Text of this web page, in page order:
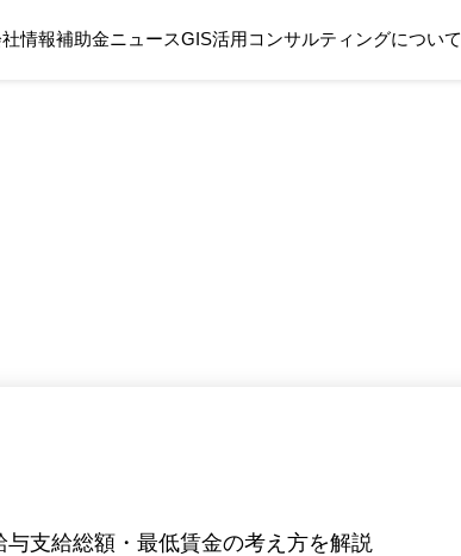
情報補助金ニュースGIS活用コンサルティングについて
支給総額・最低賃金の考え方を解説